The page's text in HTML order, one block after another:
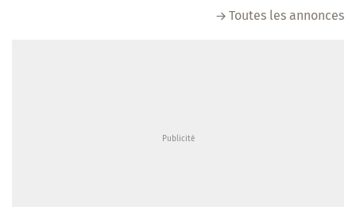
Toutes les annonces